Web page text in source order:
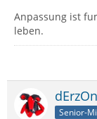
Anpassung ist
leben.
Senior-